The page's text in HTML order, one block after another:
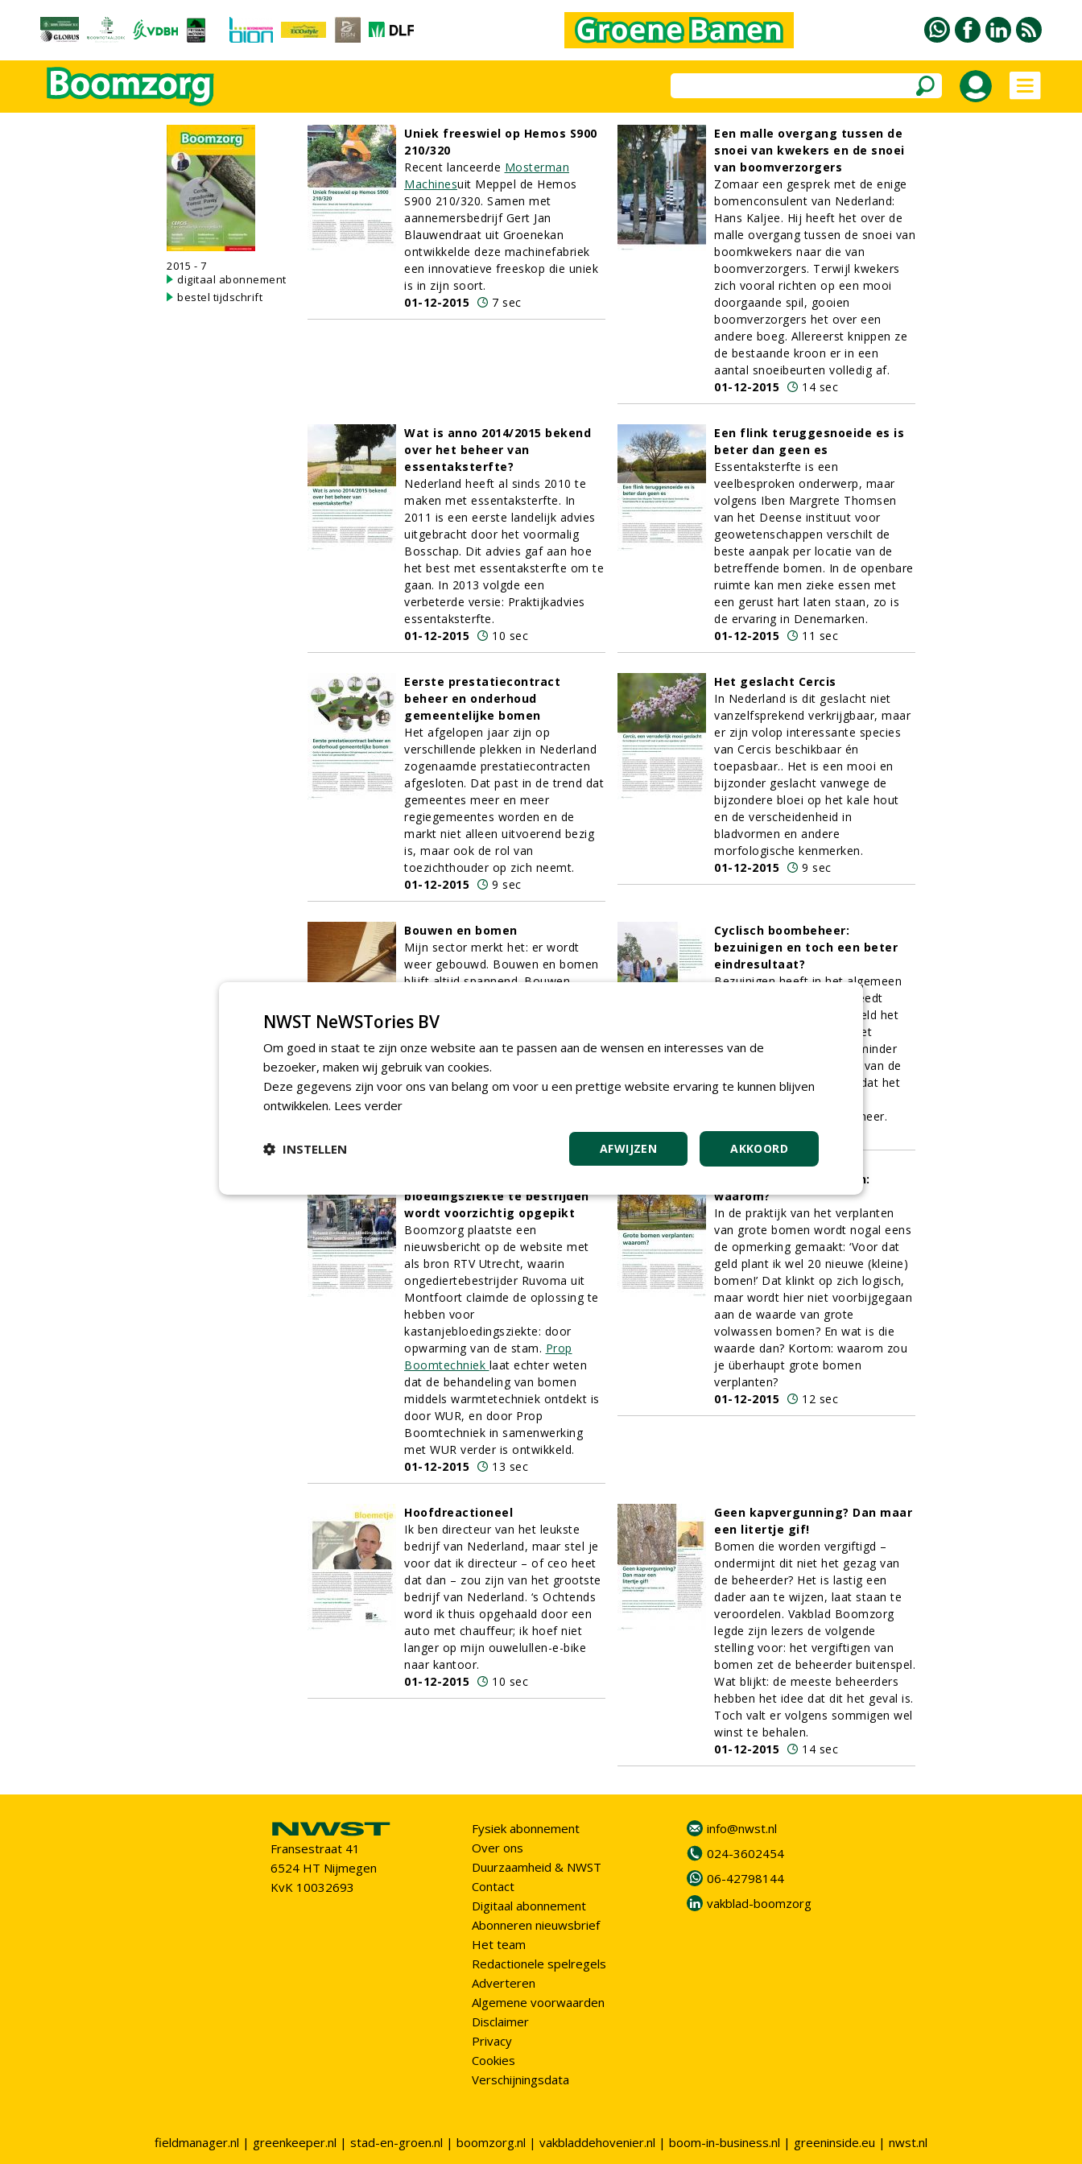
2015 - 7
digitaal abonnement
bestel tijdschrift
Uniek freeswiel op Hemos S900
210/320
Recent lanceerde Mosterman
Machinesuit Meppel de Hemos
S900 210/320. Samen met
aannemersbedrijf Gert Jan
Blauwendraat uit Groenekan
ontwikkelde deze machinefabriek
een innovatieve freeskop die uniek
is in zijn soort.
01-12-2015
7 sec
Een malle overgang tussen de
snoei van kwekers en de snoei
van boomverzorgers
Zomaar een gesprek met de enige
bomenconsulent van Nederland:
Hans Kaljee. Hij heeft het over de
malle overgang tussen de snoei van
boomkwekers naar die van
boomverzorgers. Terwijl kwekers
zich vooral richten op een mooi
doorgaande spil, gooien
boomverzorgers het over een
andere boeg. Allereerst knippen ze
de bestaande kroon er in een
aantal snoeibeurten volledig af.
01-12-2015
14 sec
Wat is anno 2014/2015 bekend
over het beheer van
essentaksterfte?
Nederland heeft al sinds 2010 te
maken met essentaksterfte. In
2011 is een eerste landelijk advies
uitgebracht door het voormalig
Bosschap. Dit advies gaf aan hoe
het best met essentaksterfte om te
gaan. In 2013 volgde een
verbeterde versie: Praktijkadvies
essentaksterfte.
01-12-2015
10 sec
Een flink teruggesnoeide es is
beter dan geen es
Essentaksterfte is een
veelbesproken onderwerp, maar
volgens Iben Margrete Thomsen
van het Deense instituut voor
geowetenschappen verschilt de
beste aanpak per locatie van de
betreffende bomen. In de openbare
ruimte kan men zieke essen met
een gerust hart laten staan, zo is
de ervaring in Denemarken.
01-12-2015
11 sec
Eerste prestatiecontract
beheer en onderhoud
gemeentelijke bomen
Het afgelopen jaar zijn op
verschillende plekken in Nederland
zogenaamde prestatiecontracten
afgesloten. Dat past in de trend dat
gemeentes meer en meer
regiegemeentes worden en de
markt niet alleen uitvoerend bezig
is, maar ook de rol van
toezichthouder op zich neemt.
01-12-2015
9 sec
Het geslacht Cercis
In Nederland is dit geslacht niet
vanzelfsprekend verkrijgbaar, maar
er zijn volop interessante species
van Cercis beschikbaar én
toepasbaar.. Het is een mooi en
bijzonder geslacht vanwege de
bijzondere bloei op het kale hout
en de verscheidenheid in
bladvormen en andere
morfologische kenmerken.
01-12-2015
9 sec
Bouwen en bomen
Mijn sector merkt het: er wordt
weer gebouwd. Bouwen en bomen
blijft altijd spannend. Bouwen
vroeg of laat verdwijnen van
bomen.
01-12-2015
5 sec
Cyclisch boombeheer:
bezuinigen en toch een beter
eindresultaat?
Bezuinigen heeft in het algemeen
een slechte naam. Je besteedt
minder geld aan bijvoorbeeld het
beheer van je bomen en het
resultaat zal dan ook wel minder
zijn. Alexander den Dikken van de
gemeente Nijkerk bewijst dat het
ook anders kan, door het
toepassen van cyclisch beheer.
01-12-2015
10 sec
bloedingsziekte te bestrijden
wordt voorzichtig opgepikt
Boomzorg plaatste een
nieuwsbericht op de website met
als bron RTV Utrecht, waarin
ongediertebestrijder Ruvoma uit
Montfoort claimde de oplossing te
hebben voor
kastanjebloedingsziekte: door
opwarming van de stam. Prop
Boomtechniek laat echter weten
dat de behandeling van bomen
middels warmtetechniek ontdekt is
door WUR, en door Prop
Boomtechniek in samenwerking
met WUR verder is ontwikkeld.
01-12-2015
13 sec
Grote bomen verplanten:
waarom?
In de praktijk van het verplanten
van grote bomen wordt nogal eens
de opmerking gemaakt: ‘Voor dat
geld plant ik wel 20 nieuwe (kleine)
bomen!’ Dat klinkt op zich logisch,
maar wordt hier niet voorbijgegaan
aan de waarde van grote
volwassen bomen? En wat is die
waarde dan? Kortom: waarom zou
je überhaupt grote bomen
verplanten?
01-12-2015
12 sec
Hoofdreactioneel
Ik ben directeur van het leukste
bedrijf van Nederland, maar stel je
voor dat ik directeur – of ceo heet
dat dan – zou zijn van het grootste
bedrijf van Nederland. ‘s Ochtends
word ik thuis opgehaald door een
auto met chauffeur; ik hoef niet
langer op mijn ouwelullen-e-bike
naar kantoor.
01-12-2015
10 sec
Geen kapvergunning? Dan maar
een litertje gif!
Bomen die worden vergiftigd –
ondermijnt dit niet het gezag van
de beheerder? Het is lastig een
dader aan te wijzen, laat staan te
veroordelen. Vakblad Boomzorg
legde zijn lezers de volgende
stelling voor: het vergiftigen van
bomen zet de beheerder buitenspel.
Wat blijkt: de meeste beheerders
hebben het idee dat dit het geval is.
Toch valt er volgens sommigen wel
winst te behalen.
01-12-2015
14 sec
Fransestraat 41
6524 HT Nijmegen
KvK 10032693
Fysiek abonnement
Over ons
Duurzaamheid & NWST
Contact
Digitaal abonnement
Abonneren nieuwsbrief
Het team
Redactionele spelregels
Adverteren
Algemene voorwaarden
Disclaimer
Privacy
Cookies
Verschijningsdata
info@nwst.nl
024-3602454
06-42798144
vakblad-boomzorg
fieldmanager.nl | greenkeeper.nl | stad-en-groen.nl | boomzorg.nl | vakbladdehovenier.nl | boom-in-business.nl | greeninside.eu | nwst.nl
NWST NeWSTories BV
Om goed in staat te zijn onze website aan te passen aan de wensen en interesses van de
bezoeker, maken wij gebruik van cookies.
Deze gegevens zijn voor ons van belang om voor u een prettige website ervaring te kunnen blijven
ontwikkelen. Lees verder
AKKOORD
AFWIJZEN
INSTELLEN